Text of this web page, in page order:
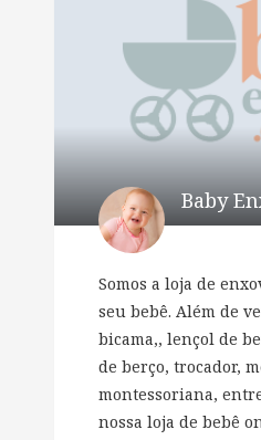
Baby
Somos a loja de
seu bebê. Além de
bicama,, lençol de
de berço, trocador,
montessoriana,
nossa loja de bebê